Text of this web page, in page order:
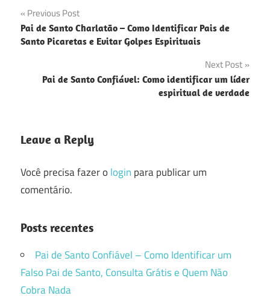
Navegação
de
Previous Post
Pai de Santo Charlatão – Como Identificar Pais de
Santo Picaretas e Evitar Golpes Espirituais
Next Post
Pai de Santo Confiável: Como identificar um líder
espiritual de verdade
Leave a Reply
Você precisa fazer o login para publicar um
comentário.
Posts recentes
Pai de Santo Confiável – Como Identificar um
Falso Pai de Santo, Consulta Grátis e Quem Não
Cobra Nada